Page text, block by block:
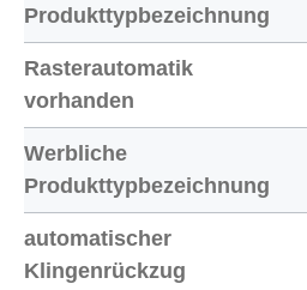
Produkttypbezeichnung
Rasterautomatik
vorhanden
Werbliche
Produkttypbezeichnung
automatischer
Klingenrückzug